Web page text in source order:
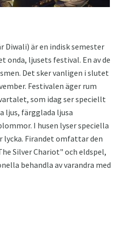
Diwali) är en indisk semester
onda, ljusets festival. En av de
Det sker vanligen i slutet
Festivalen äger rum
som idag ser speciellt
ljus, färgglada ljusa
I husen lyser speciella
Firandet omfattar den
Silver Chariot" och eldspel,
behandla av varandra med